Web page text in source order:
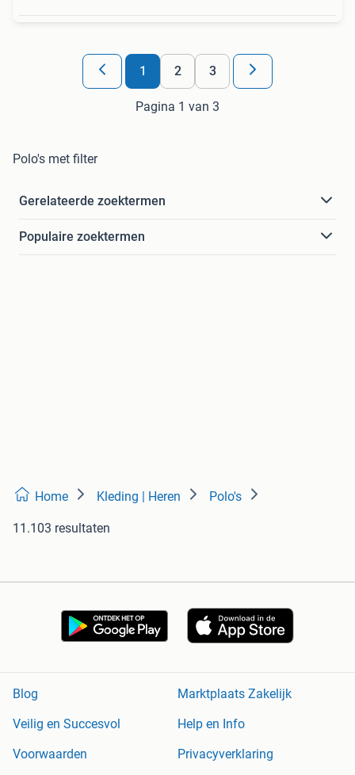
1 2 3
Pagina 1 van 3
Polo's met filter
Gerelateerde zoektermen
Populaire zoektermen
Home Kleding | Heren Polo's
11.103 resultaten
Blog
Marktplaats Zakelijk
Veilig en Succesvol
Help en Info
Voorwaarden
Privacyverklaring